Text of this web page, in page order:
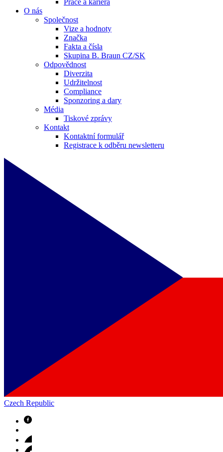
Práce a kariéra
O nás
Společnost
Vize a hodnoty
Značka
Fakta a čísla
Skupina B. Braun CZ/SK
Odpovědnost
Diverzita
Udržitelnost
Compliance
Sponzoring a dary
Média
Tiskové zprávy
Kontakt
Kontaktní formulář
Registrace k odběru newsletteru
Czech Republic